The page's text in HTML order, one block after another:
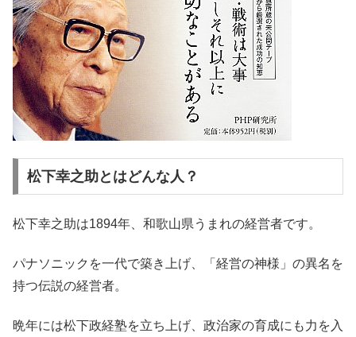
松下幸之助とはどんな人？
松下幸之助は1894年、和歌山県うまれの経営者です。
パナソニックを一代で築き上げ、「経営の神様」の異名を
持つ伝説の経営者。
晩年には松下政経塾を立ち上げ、政治家の育成にも力を入